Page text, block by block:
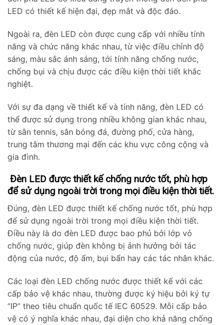
LED có thiết kế hiện đại, đẹp mắt và độc đáo.
Ngoài ra, đèn LED còn được cung cấp với nhiều tính
năng và chức năng khác nhau, từ việc điều chỉnh độ
sáng, màu sắc ánh sáng, tới tính năng chống nước,
chống bụi và chịu được các điều kiện thời tiết khắc
nghiệt.
Với sự đa dạng về thiết kế và tính năng, đèn LED có
thể được sử dụng trong nhiều không gian khác nhau,
từ sân tennis, sân bóng đá, đường phố, cửa hàng,
trung tâm thương mại đến các khu vực công cộng và
gia đình.
Đèn LED được thiết kế chống nước tốt, phù hợp
để sử dụng ngoài trời trong mọi điều kiện thời tiết.
Đúng, đèn LED được thiết kế chống nước tốt, phù hợp
để sử dụng ngoài trời trong mọi điều kiện thời tiết.
Điều này là do đèn LED được bao phủ bởi lớp vỏ
chống nước, giúp đèn không bị ảnh hưởng bởi tác
động của nước, độ ẩm, bụi bẩn hay các tác nhân khác.
Các loại đèn LED chống nước được thiết kế với các
cấp bảo vệ khác nhau, thường được ký hiệu bởi ký tự
“IP” theo tiêu chuẩn quốc tế IEC 60529. Mỗi cấp bảo
vệ có ý nghĩa khác nhau, đại diện cho khả năng chống